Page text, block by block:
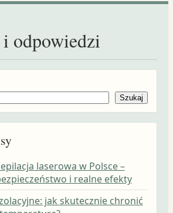
odpowiedzi
Szukaj
laserowa w Polsce –
i realne efekty
jak skutecznie chronić